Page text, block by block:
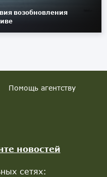
возобновления
Помощь агентству
новостей
сетях: